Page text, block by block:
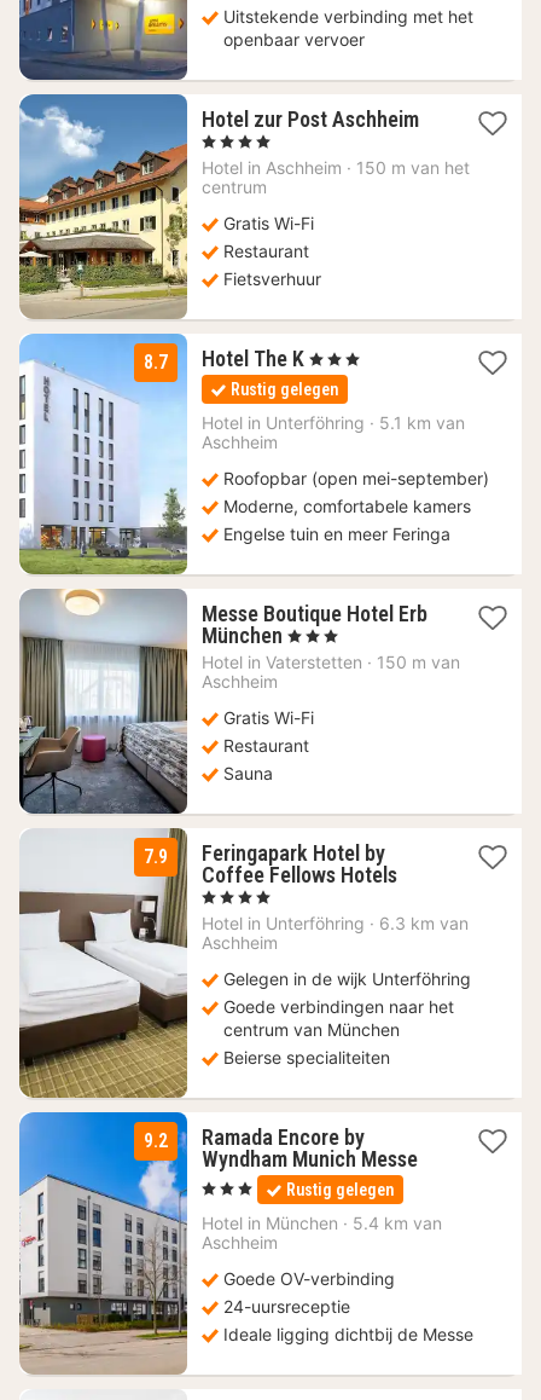
Uitstekende verbinding met het
openbaar vervoer
Hotel zur Post Aschheim1
vanaf
, 4 Sterren
Hotel in Aschheim · 150 m van het
centrum
Gratis Wi-Fi
Restaurant
Fietsverhuur
8.7 Hotel The K 1
nacht
vanaf
149
, 3 Sterren
Rustig gelegen
Hotel in Unterföhring · 5.1 km van
Aschheim
Roofopbar (open mei-september)
Moderne, comfortabele kamers
Engelse tuin en meer Feringa
Messe Boutique Hotel Erb
München 1
nacht
€
, 3 Sterren
Hotel in Vaterstetten · 150 m van
Aschheim
Gratis Wi-Fi
Restaurant
Sauna
7.9
Feringapark Hotel by
Coffee Fellows Hotels2
vanaf
, 4 Sterren
Hotel in Unterföhring · 6.3 km van
Aschheim
Gelegen in de wijk Unterföhring
Goede verbindingen naar het
centrum van München
Beierse specialiteiten
9.2
Ramada Encore by
Wyndham Munich Messe1
94,50
, 3 Sterren Rustig gelegen
Hotel in München · 5.4 km van
Aschheim
Goede OV-verbinding
24-uursreceptie
Ideale ligging dichtbij de Messe